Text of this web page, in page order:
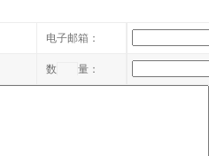
电子邮箱：
数 量：